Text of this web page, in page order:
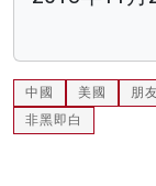
中國 美國 朋
非黑即白